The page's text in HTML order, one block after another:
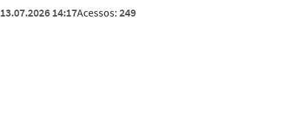
13.07.2026 14:17Acessos: 249